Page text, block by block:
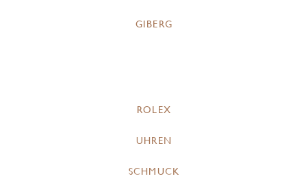
GIBERG
ROLEX
UHREN
SCHMUCK